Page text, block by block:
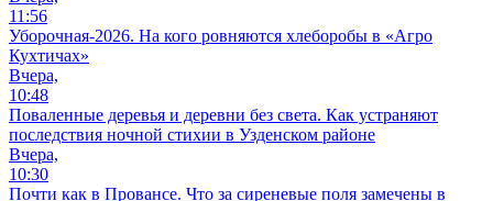
11:56
Уборочная-2026. На кого ровняются хлеборобы в «Агро
Кухтичах»
Вчера,
10:48
Поваленные деревья и деревни без света. Как устраняют
последствия ночной стихии в Узденском районе
Вчера,
10:30
Почти как в Провансе. Что за сиреневые поля замечены в